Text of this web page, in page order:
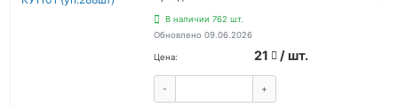
В наличии 762 шт.
Обновлено 09.06.2026
Цена: 21 / шт.
- +